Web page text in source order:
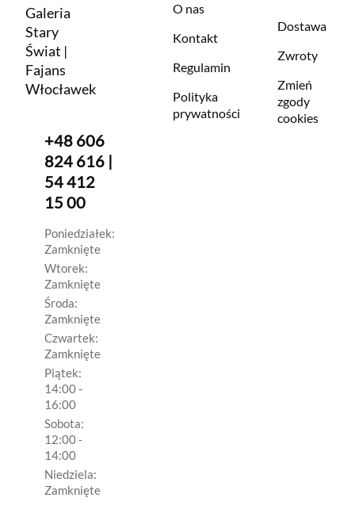
Galeria
Stary
Świat |
Fajans
Włocławek
+48 606
824 616 |
54 412
15 00
Poniedziałek:
Zamknięte
Wtorek:
Zamknięte
Środa:
Zamknięte
Czwartek:
Zamknięte
Piątek:
14:00 -
16:00
Sobota:
12:00 -
14:00
Niedziela:
Zamknięte
O nas
Kontakt
Regulamin
Polityka
prywatności
Dostawa
Zwroty
Zmień
zgody
cookies